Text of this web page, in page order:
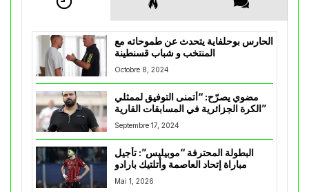
الحارس بوحلفاية يتحدث عن طموحاته مع
المنتخب و شباب قسنطينة
Octobre 8, 2024
مضوي يصرّح: “أتمنى التوفيق لممثلي
الكرة الجزائرية في المسابقات القارية”
Septembre 17, 2024
البطولة المحترفة “موبيليس”: تأجيل
مباراة إتحاد العاصمة وأتلتيك بارادو
Mai 1, 2026